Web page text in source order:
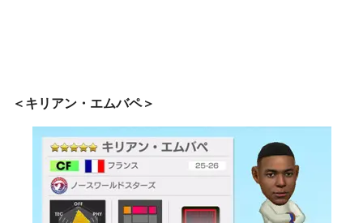
＜キリアン・エムバペ＞